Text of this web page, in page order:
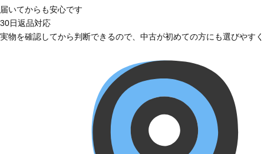
届いてからも安心です
30日返品対応
実物を確認してから判断できるので、中古が初めての方にも選びやす